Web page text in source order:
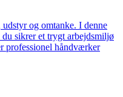
og omtanke. I denne
sikrer et trygt arbejdsmiljø
professionel håndværker